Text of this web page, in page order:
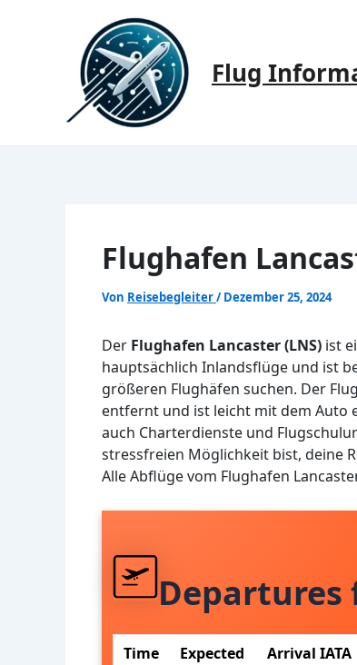
Flug
Flughafen
Von Reisebegleiter/Dezember 25, 2024
Der Flughafen Lancaster (LNS) ist
hauptsächlich Inlandsflüge und ist
größeren Flughäfen suchen. Der
entfernt und ist leicht mit dem Auto
auch Charterdienste und
stressfreien Möglichkeit bist, deine
Alle Abflüge vom Flughafen
Departures
Time Expected Arrival IATA